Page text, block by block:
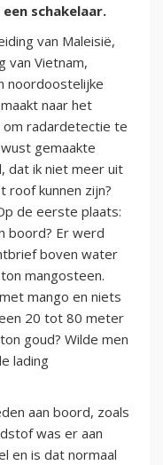
schakelaar.
van Maleisië,
van Vietnam,
noordoostelijke
naar het
radardetectie te
gemaakte
dat ik niet meer uit
roof kunnen zijn?
de eerste plaats:
boord? Er werd
boven water
mangosteen.
mango en niets
20 tot 80 meter
goud? Wilde men
lading
aan boord, zoals
was er aan
en is dat normaal